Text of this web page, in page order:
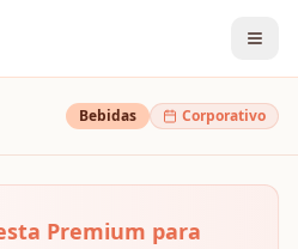
Bebidas Corporativo
Premium para